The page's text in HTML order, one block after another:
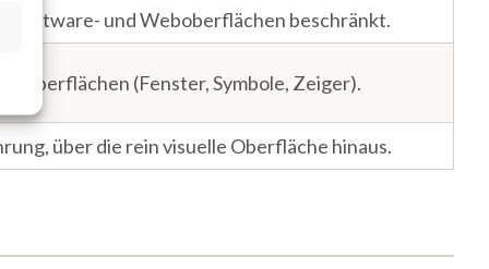
Software- und Weboberflächen beschränkt.
Oberflächen (Fenster, Symbole, Zeiger).
über die rein visuelle Oberfläche hinaus.